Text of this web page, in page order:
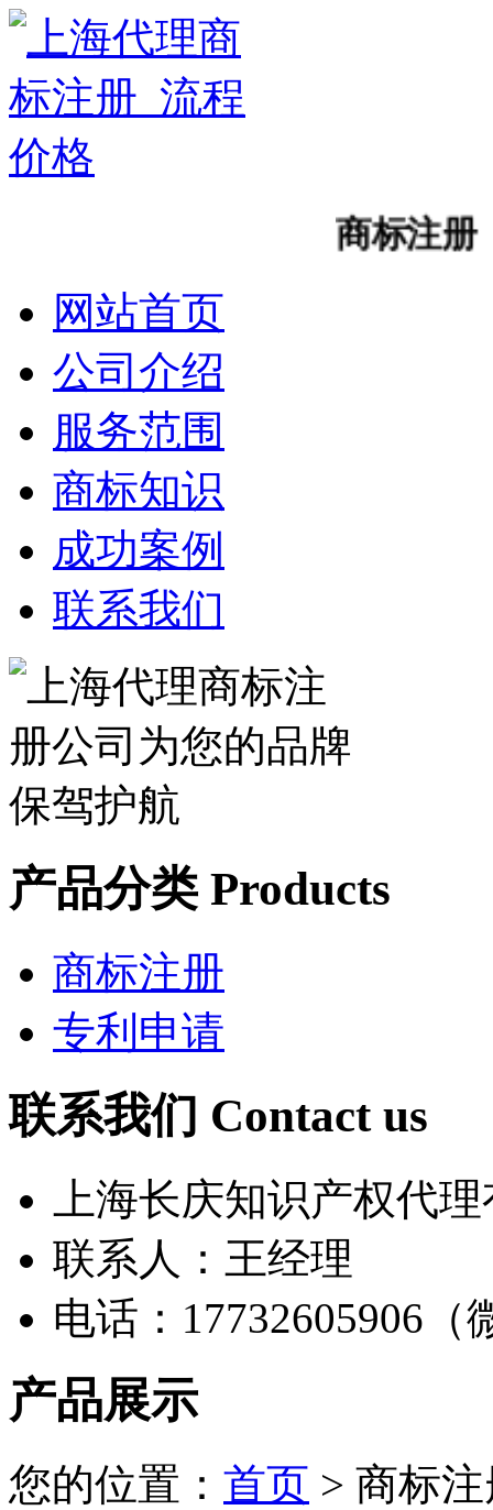
商标注册
网站首页
公司介绍
服务范围
商标知识
成功案例
联系我们
产品分类 Products
商标注册
专利申请
联系我们 Contact us
上海长庆知识产权代
联系人：王经理
电话：17732605906（
产品展示
您的位置： 首页 > 商标